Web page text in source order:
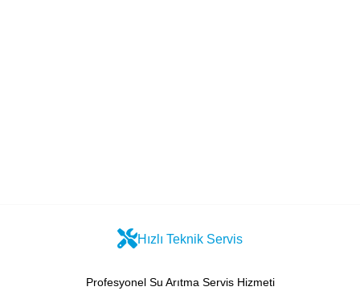
Hızlı Teknik Servis
Profesyonel Su Arıtma Servis Hizmeti